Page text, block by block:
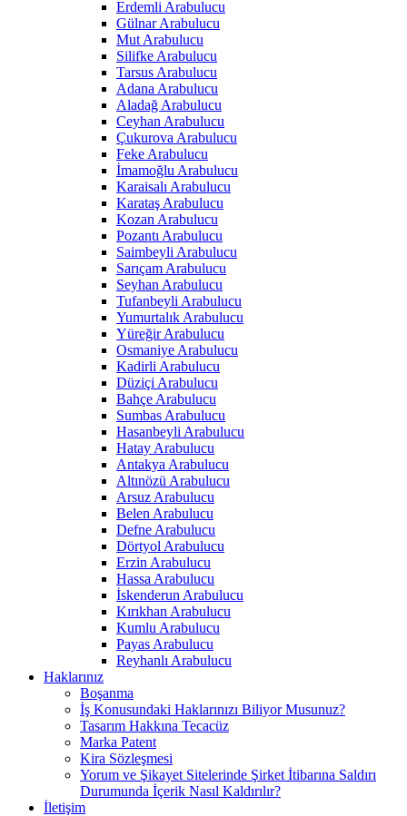
Erdemli Arabulucu
Gülnar Arabulucu
Mut Arabulucu
Silifke Arabulucu
Tarsus Arabulucu
Adana Arabulucu
Aladağ Arabulucu
Ceyhan Arabulucu
Çukurova Arabulucu
Feke Arabulucu
İmamoğlu Arabulucu
Karaisalı Arabulucu
Karataş Arabulucu
Kozan Arabulucu
Pozantı Arabulucu
Saimbeyli Arabulucu
Sarıçam Arabulucu
Seyhan Arabulucu
Tufanbeyli Arabulucu
Yumurtalık Arabulucu
Yüreğir Arabulucu
Osmaniye Arabulucu
Kadirli Arabulucu
Düziçi Arabulucu
Bahçe Arabulucu
Sumbas Arabulucu
Hasanbeyli Arabulucu
Hatay Arabulucu
Antakya Arabulucu
Altınözü Arabulucu
Arsuz Arabulucu
Belen Arabulucu
Defne Arabulucu
Dörtyol Arabulucu
Erzin Arabulucu
Hassa Arabulucu
İskenderun Arabulucu
Kırıkhan Arabulucu
Kumlu Arabulucu
Payas Arabulucu
Reyhanlı Arabulucu
Haklarınız
Boşanma
İş Konusundaki Haklarınızı Biliyor Musunuz?
Tasarım Hakkına Tecacüz
Marka Patent
Kira Sözleşmesi
Yorum ve Şikayet Sitelerinde Şirket İtibarına Saldırı
Durumunda İçerik Nasıl Kaldırılır?
İletişim